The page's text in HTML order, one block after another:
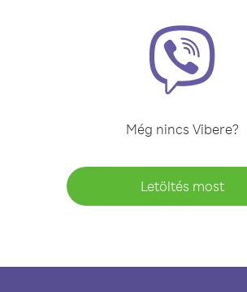
Még nincs Vibere?
Letöltés most